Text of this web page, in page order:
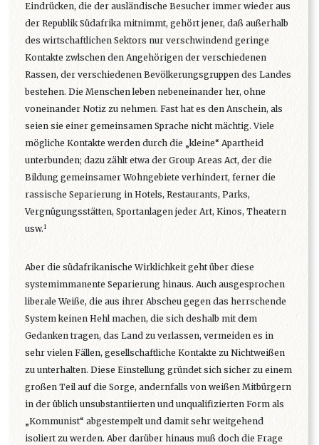
Eindrücken, die der ausländische Besucher immer wieder aus
der Republik Südafrika mitnimmt, gehört jener, daß außerhalb
des wirtschaftlichen Sektors nur verschwindend geringe
Kontakte zwlschen den Angehörigen der verschiedenen
Rassen, der verschiedenen Bevölkerungsgruppen des Landes
bestehen. Die Menschen leben nebeneinander her, ohne
voneinander Notiz zu nehmen. Fast hat es den Anschein, als
seien sie einer gemeinsamen Sprache nicht mächtig. Viele
mögliche Kontakte werden durch die „kleine“ Apartheid
unterbunden; dazu zählt etwa der Group Areas Act, der die
Bildung gemeinsamer Wohngebiete verhindert, ferner die
rassische Separierung in Hotels, Restaurants, Parks,
Vergnügungsstätten, Sportanlagen jeder Art, Kinos, Theatern
usw.1
Aber die südafrikanische Wirklichkeit geht über diese
systemimmanente Separierung hinaus. Auch ausgesprochen
liberale Weiße, die aus ihrer Abscheu gegen das herrschende
System keinen Hehl machen, die sich deshalb mit dem
Gedanken tragen, das Land zu verlassen, vermeiden es in
sehr vielen Fällen, gesellschaftliche Kontakte zu Nichtweißen
zu unterhalten. Diese Einstellung gründet sich sicher zu einem
großen Teil auf die Sorge, andernfalls von weißen Mitbürgern
in der üblich unsubstantiierten und unqualifizierten Form als
„Kommunist“ abgestempelt und damit sehr weitgehend
isoliert zu werden. Aber darüber hinaus muß doch die Frage